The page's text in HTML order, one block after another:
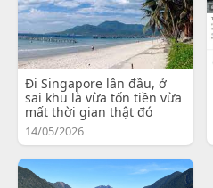
Đi Singapore lần đầu, ở
sai khu là vừa tốn tiền vừa
mất thời gian thật đó
14/05/2026